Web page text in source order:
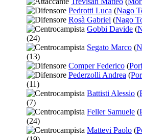
Pedrotti Luca (Nago
Rosà Gabriel (Nago
Gobbi Davide (
(24)
Segato Marco (
(13)
Comper Federico (
Pederzolli Andrea (
(11)
Battisti Alessio (
(7)
Feller Samuele (
(24)
Mattevi Paolo (